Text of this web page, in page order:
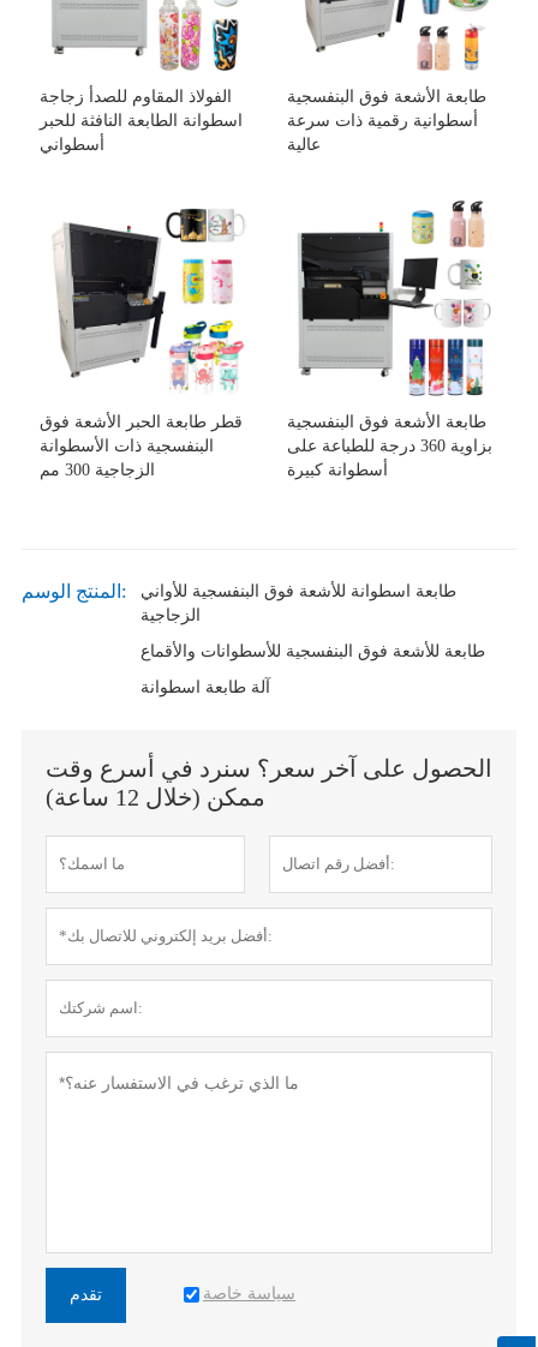
الفولاذ المقاوم للصدأ زجاجة
اسطوانة الطابعة النافثة للحبر
أسطواني
طابعة الأشعة فوق البنفسجية
أسطوانية رقمية ذات سرعة
عالية
قطر طابعة الحبر الأشعة فوق
البنفسجية ذات الأسطوانة
الزجاجية 300 مم
طابعة الأشعة فوق البنفسجية
بزاوية 360 درجة للطباعة على
أسطوانة كبيرة
المنتج الوسم:
طابعة اسطوانة للأشعة فوق البنفسجية للأواني
الزجاجية
طابعة للأشعة فوق البنفسجية للأسطوانات والأقماع
آلة طابعة اسطوانة
الحصول على آخر سعر؟ سنرد في أسرع وقت
ممكن (خلال 12 ساعة)
تقدم سياسة خاصة